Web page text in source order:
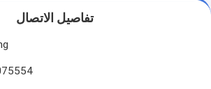
تفاصيل الاتصال